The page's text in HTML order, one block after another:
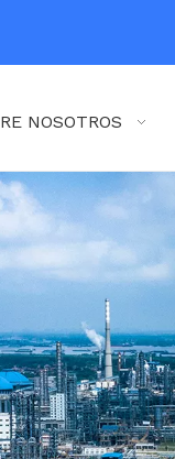
NOSOTROS